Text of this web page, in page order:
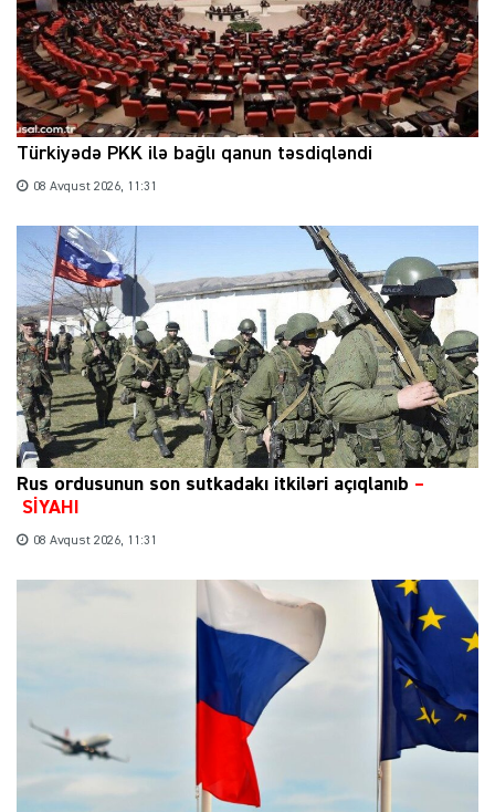
Türkiyədə PKK ilə bağlı qanun təsdiqləndi
08 Avqust 2026, 11:31
Rus ordusunun son sutkadakı itkiləri açıqlanıb –
SİYAHI
08 Avqust 2026, 11:31